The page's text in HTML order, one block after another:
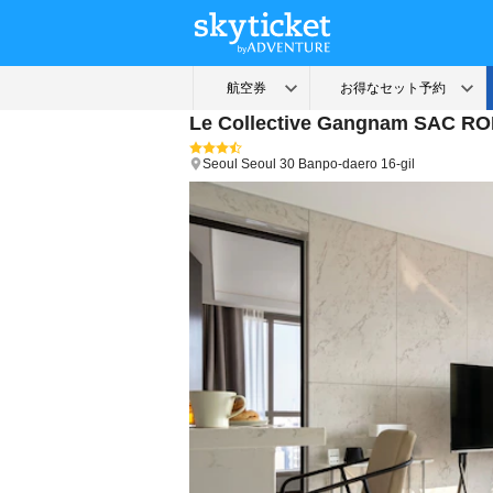
Le Collective Gangnam SAC
Seoul Seoul 30 Banpo-daero 16-gil